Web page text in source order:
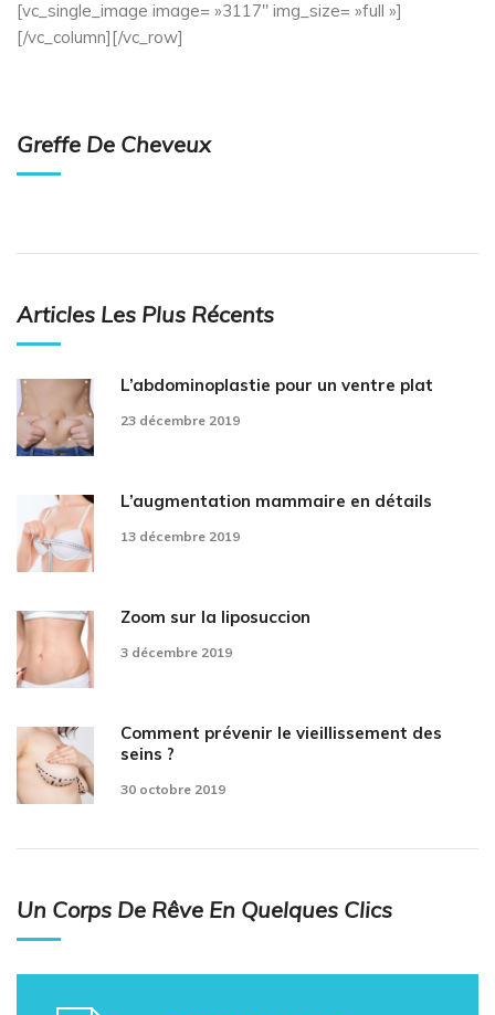
[vc_single_image image= »3117″ img_size= »full »]
[/vc_column][/vc_row]
Greffe De Cheveux
Articles Les Plus Récents
L’abdominoplastie pour un ventre plat
23 décembre 2019
L’augmentation mammaire en détails
13 décembre 2019
Zoom sur la liposuccion
3 décembre 2019
Comment prévenir le vieillissement des
seins ?
30 octobre 2019
Un Corps De Rêve En Quelques Clics